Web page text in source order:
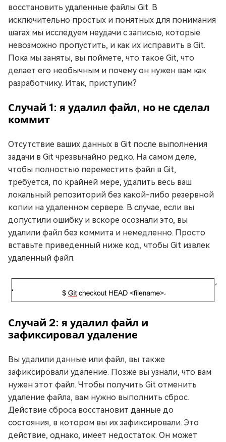
восстановить удаленные файлы Git. В
исключительно простых и понятных для понимания
шагах мы исследуем неудачи с записью, которые
невозможно пропустить, и как их исправить в Git.
Пока мы заняты, вы поймете, что такое Git, что
делает его необычным и почему он нужен вам как
разработчику. Итак, приступим?
Случай 1: я удалил файл, но не сделал
коммит
Отсутствие ваших данных в Git после выполнения
задачи в Git чрезвычайно редко. На самом деле,
чтобы полностью переместить файл в Git,
требуется, по крайней мере, удалить весь ваш
локальный репозиторий без какой-либо резервной
копии на удаленном сервере. В случае, если вы
допустили ошибку и вскоре осознали это, вы
удалили файл без коммита и немедленно. Просто
вставьте приведенный ниже код, чтобы Git извлек
удаленный файл.
Случай 2: я удалил файл и
зафиксировал удаление
Вы удалили данные или файл, вы также
зафиксировали удаление. Позже вы узнали, что вам
нужен этот файл. Чтобы получить Git отменить
удаление файла, вам нужно выполнить сброс.
Действие сброса восстановит данные до
состояния, в котором вы их зафиксировали. Это
действие, однако, имеет недостаток. Он может